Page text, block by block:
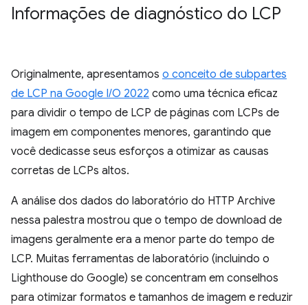
Informações de diagnóstico do LCP
Originalmente, apresentamos o conceito de subpartes
de LCP na Google I/O 2022 como uma técnica eficaz
para dividir o tempo de LCP de páginas com LCPs de
imagem em componentes menores, garantindo que
você dedicasse seus esforços a otimizar as causas
corretas de LCPs altos.
A análise dos dados do laboratório do HTTP Archive
nessa palestra mostrou que o tempo de download de
imagens geralmente era a menor parte do tempo de
LCP. Muitas ferramentas de laboratório (incluindo o
Lighthouse do Google) se concentram em conselhos
para otimizar formatos e tamanhos de imagem e reduzir